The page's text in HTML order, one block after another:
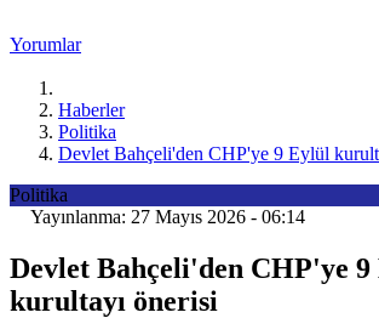
Yorumlar
Haberler
Politika
Devlet Bahçeli'den CHP'ye 9 Eylül
Politika
Yayınlanma: 27 Mayıs 2026 - 06:14
Devlet Bahçeli'den CHP'ye
kurultayı önerisi